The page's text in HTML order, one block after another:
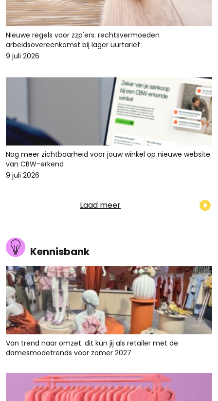
Nieuwe regels voor zzp'ers: rechtsvermoeden
arbeidsovereenkomst bij lager uurtarief
9 juli 2026
Nog meer zichtbaarheid voor jouw winkel op nieuwe website
van CBW-erkend
9 juli 2026
Laad meer
Kennisbank
Van trend naar omzet: dit kun jij als retailer met de
damesmodetrends voor zomer 2027